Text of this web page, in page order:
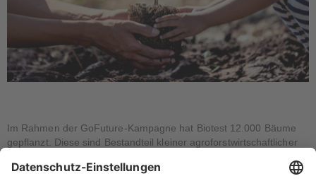
Im Rahmen der GoFuture-Kampagne hat Biotest 12.000 Bäume
gepflanzt. Diese sind Bestandteil kleiner agroforstwirtschaftlicher
direkt von Kleinbauern vor Ort gepflegt und haben ökologischen